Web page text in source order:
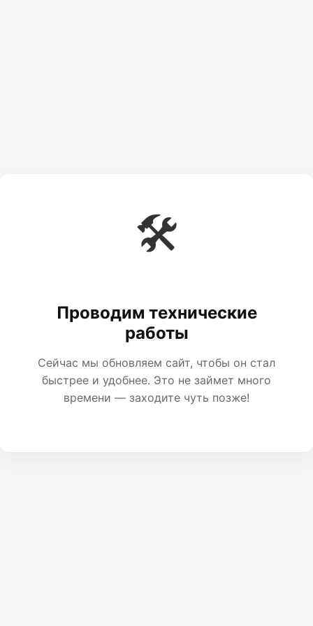
🛠️
Проводим технические
работы
Сейчас мы обновляем сайт, чтобы он стал
быстрее и удобнее. Это не займет много
времени — заходите чуть позже!